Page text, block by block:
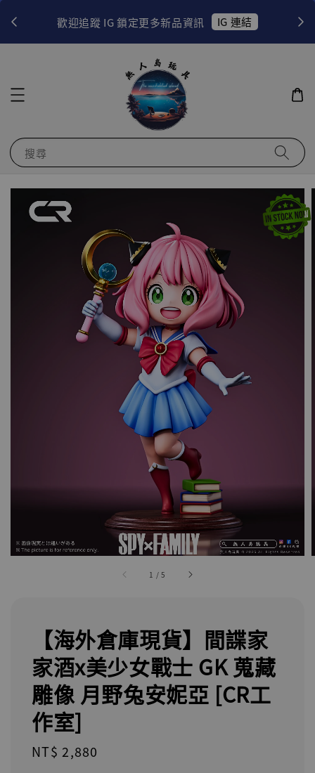
歡迎追蹤 IG 鎖定更多新品資訊 IG 連結
搜尋
1 /5
【海外倉庫現貨】間諜家
家酒x美少女戰士 GK 蒐藏
雕像 月野兔安妮亞 [CR工
作室]
Regular
NT$ 2,880